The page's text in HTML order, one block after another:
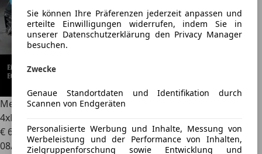
Sie können Ihre Präferenzen jederzeit anpassen und
erteilte Einwilligungen widerrufen, indem Sie in
unserer Datenschutzerklärung den Privacy Manager
besuchen.
Zwecke
Genaue Standortdaten und Identifikation durch
Scannen von Endgeräten
Personalisierte Werbung und Inhalte, Messung von
Werbeleistung und der Performance von Inhalten,
Zielgruppenforschung sowie Entwicklung und
Mercedes-Benz EQS53 Prem+ DYNAMIC+ Drivers
4xMassage/Sitzklima
€ 62.2101
08/2022